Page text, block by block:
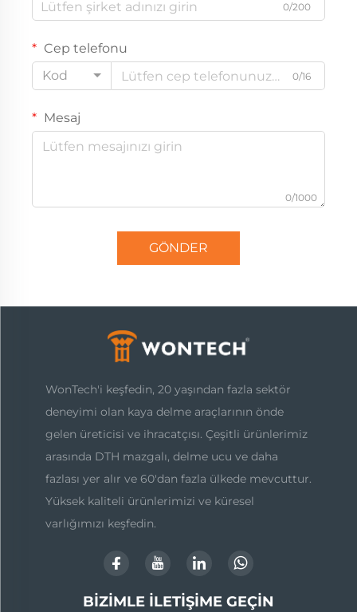
0/200
Cep telefonu
Kod
0/16
Mesaj
0/1000
GÖNDER
WonTech'i keşfedin, 20 yaşından fazla sektör
deneyimi olan kaya delme araçlarının önde
gelen üreticisi ve ihracatçısı. Çeşitli ürünlerimiz
arasında DTH mazgalı, delme ucu ve daha
fazlası yer alır ve 60'dan fazla ülkede mevcuttur.
Yüksek kaliteli ürünlerimizi ve küresel
varlığımızı keşfedin.
BIZIMLE İLETIŞIME GEÇIN